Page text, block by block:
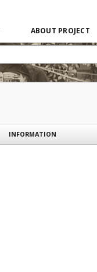
ABOUT PROJECT
INFORMATION